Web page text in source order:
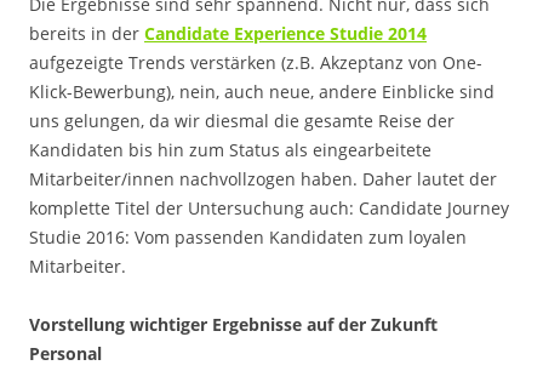
bereits in der Candidate Experience Studie 2014
aufgezeigte Trends verstärken (z.B. Akzeptanz von One-
Klick-Bewerbung), nein, auch neue, andere Einblicke sind
uns gelungen, da wir diesmal die gesamte Reise der
Kandidaten bis hin zum Status als eingearbeitete
Mitarbeiter/innen nachvollzogen haben. Daher lautet der
komplette Titel der Untersuchung auch: Candidate Journey
Studie 2016: Vom passenden Kandidaten zum loyalen
Mitarbeiter.
Vorstellung wichtiger Ergebnisse auf der Zukunft
Personal